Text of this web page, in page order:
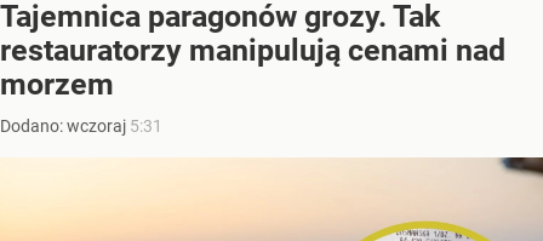
Tajemnica paragonów grozy. Tak
restauratorzy manipulują cenami nad
morzem
Dodano:wczoraj 5:31